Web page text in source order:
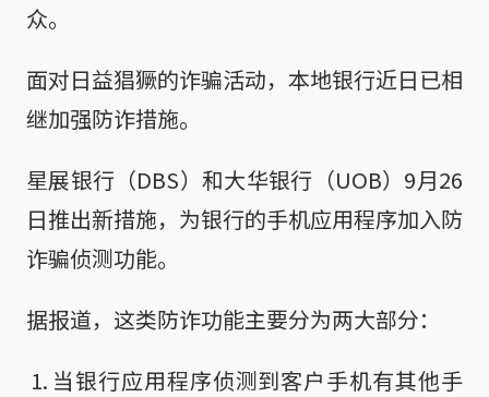
众。
面对日益猖獗的诈骗活动，本地银行近日已相
继加强防诈措施。
星展银行（DBS）和大华银行（UOB）9月26
日推出新措施，为银行的手机应用程序加入防
诈骗侦测功能。
据报道，这类防诈功能主要分为两大部分：
当银行应用程序侦测到客户手机有其他手